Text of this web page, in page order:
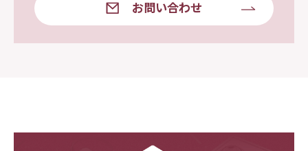
お問い合わせ